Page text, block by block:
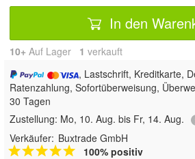
In den
10+ Auf Lager 1 verkauft
, Lastschrift, Kreditkarte,
Ratenzahlung, Sofortüberweisung,
30 Tagen
Zustellung: Mo, 10. Aug. bis Fr, 14. Aug.
Verkäufer: Buxtrade GmbH
100% positiv